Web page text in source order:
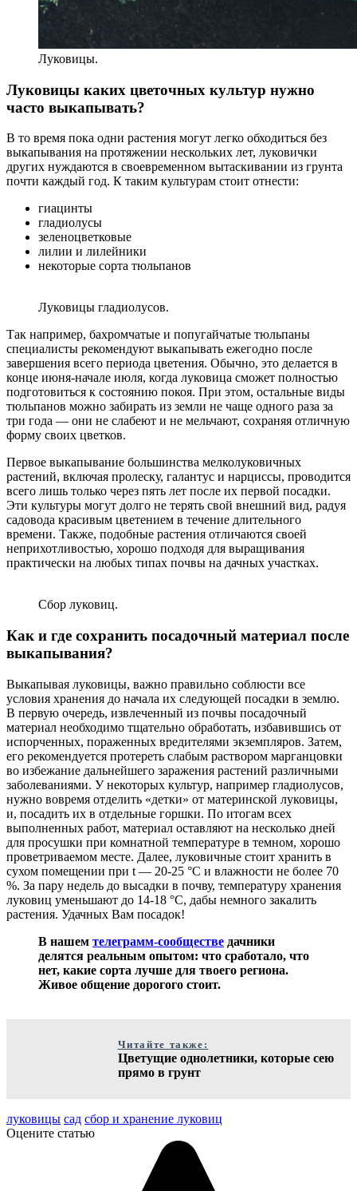
Луковицы.
Луковицы каких цветочных культур нужно
часто выкапывать?
В то время пока одни растения могут легко обходиться без
выкапывания на протяжении нескольких лет, луковички
других нуждаются в своевременном вытаскивании из грунта
почти каждый год. К таким культурам стоит отнести:
гиацинты
гладиолусы
зеленоцветковые
лилии и лилейники
некоторые сорта тюльпанов
Луковицы гладиолусов.
Так например, бахромчатые и попугайчатые тюльпаны
специалисты рекомендуют выкапывать ежегодно после
завершения всего периода цветения. Обычно, это делается в
конце июня-начале июля, когда луковица сможет полностью
подготовиться к состоянию покоя. При этом, остальные виды
тюльпанов можно забирать из земли не чаще одного раза за
три года — они не слабеют и не мельчают, сохраняя отличную
форму своих цветков.
Первое выкапывание большинства мелколуковичных
растений, включая пролеску, галантус и нарциссы, проводится
всего лишь только через пять лет после их первой посадки.
Эти культуры могут долго не терять свой внешний вид, радуя
садовода красивым цветением в течение длительного
времени. Также, подобные растения отличаются своей
неприхотливостью, хорошо подходя для выращивания
практически на любых типах почвы на дачных участках.
Сбор луковиц.
Как и где сохранить посадочный материал после
выкапывания?
Выкапывая луковицы, важно правильно соблюсти все
условия хранения до начала их следующей посадки в землю.
В первую очередь, извлеченный из почвы посадочный
материал необходимо тщательно обработать, избавившись от
испорченных, пораженных вредителями экземпляров. Затем,
его рекомендуется протереть слабым раствором марганцовки
во избежание дальнейшего заражения растений различными
заболеваниями. У некоторых культур, например гладиолусов,
нужно вовремя отделить «детки» от материнской луковицы,
и, посадить их в отдельные горшки. По итогам всех
выполненных работ, материал оставляют на несколько дней
для просушки при комнатной температуре в темном, хорошо
проветриваемом месте. Далее, луковичные стоит хранить в
сухом помещении при t — 20-25 °C и влажности не более 70
%. За пару недель до высадки в почву, температуру хранения
луковиц уменьшают до 14-18 °C, дабы немного закалить
растения. Удачных Вам посадок!
В нашем телеграмм-сообществе дачники
делятся реальным опытом: что сработало, что
нет, какие сорта лучше для твоего региона.
Живое общение дорогого стоит.
Читайте также:
Цветущие однолетники, которые сею
прямо в грунт
луковицы сад сбор и хранение луковиц
Оцените статью